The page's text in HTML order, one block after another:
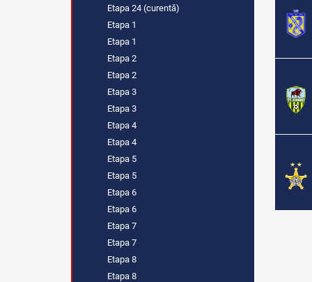
Etapa 24 (curentă)
Etapa 1
Etapa 1
Etapa 2
Etapa 2
Etapa 3
Etapa 3
Etapa 4
Etapa 4
Etapa 5
Etapa 5
Etapa 6
Etapa 6
Etapa 7
Etapa 7
Etapa 8
Etapa 8